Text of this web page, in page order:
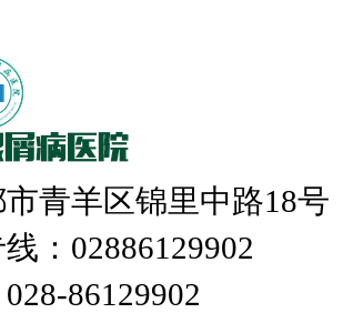
效
求
青羊区锦里中路18
：02886129902
86129902